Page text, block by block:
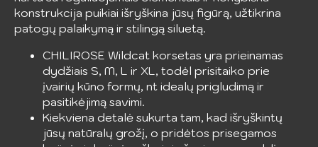
konstrukcija puikiai išryškina jūsų figūrą, užtikrina
patogų palaikymą ir stilingą siluetą.
CHILIROSE Wildcat korsetas yra prieinamas
dydžiais S, M, L ir XL, todėl prisitaiko prie
įvairių kūno formų, nt idealų prigludimą ir
pasitikėjimą savimi.
Kiekviena detalė sukurta tam, kad išryškintų
jūsų natūralų grožį, o pridėtos prisegamos